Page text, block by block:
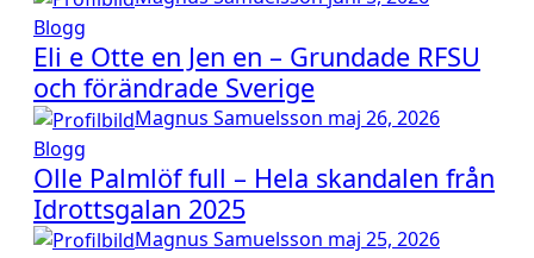
Blogg
Eli e Otte en Jen en – Grundade RFSU
och förändrade Sverige
Magnus Samuelsson maj 26, 2026
Blogg
Olle Palmlöf full – Hela skandalen från
Idrottsgalan 2025
Magnus Samuelsson maj 25, 2026